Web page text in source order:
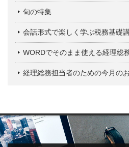
旬の特集
会話形式で楽しく学ぶ税務基礎
WORDでそのまま使える経理総
経理総務担当者のための今月の